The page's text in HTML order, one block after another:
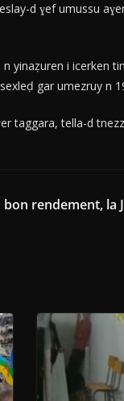
d ɣef umussu
yinaẓuren i icerken
gar umezruy n
taggara, tella-d
rendement, la